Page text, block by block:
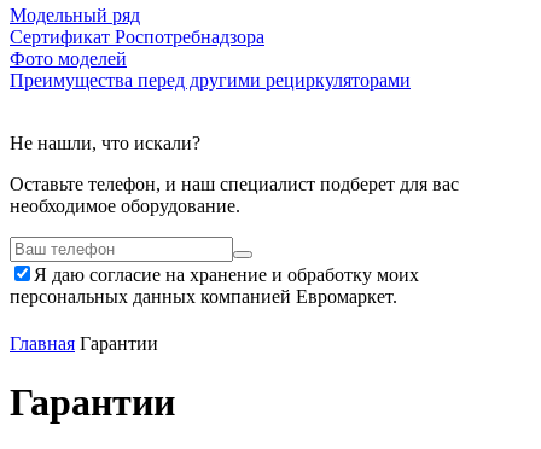
Модельный ряд
Сертификат Роспотребнадзора
Фото моделей
Преимущества перед другими рециркуляторами
Не нашли, что искали?
Оставьте телефон, и наш специалист подберет для вас
необходимое оборудование.
Я даю согласие на хранение и обработку моих
персональных данных компанией Евромаркет.
Главная Гарантии
Гарантии